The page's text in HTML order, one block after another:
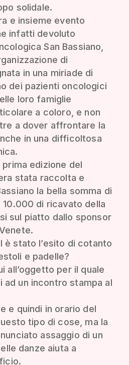
solidale.
e insieme evento
infatti devoluto
San Bassiano,
di
in una miriade di
dei pazienti oncologici
loro famiglie
a coloro, e non
a dover affrontare la
in una difficoltosa
prima edizione del
stata raccolta e
la bella somma di
10.000 di ricavato della
sul piatto dallo sponsor
è stato l’esito di cotanto
e padelle?
all’oggetto per il quale
ad un incontro stampa al
e quindi in orario del
tipo di cose, ma la
assaggio di un
danze aiuta a